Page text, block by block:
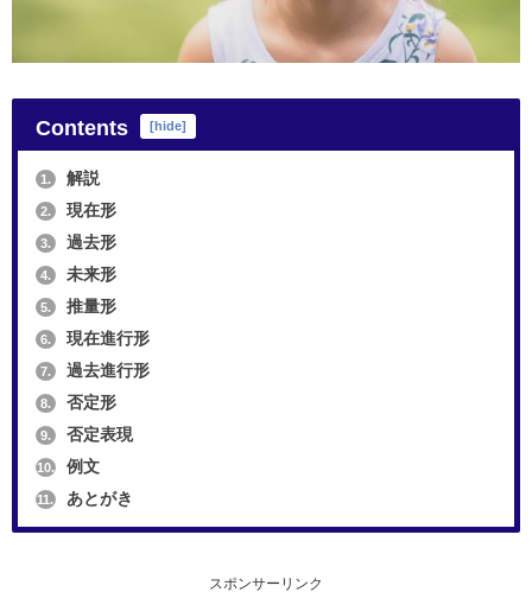
Contents [hide]
1. 解説
2. 現在形
3. 過去形
4. 未来形
5. 推量形
6. 現在進行形
7. 過去進行形
8. 否定形
9. 否定表現
10. 例文
11. あとがき
スポンサーリンク